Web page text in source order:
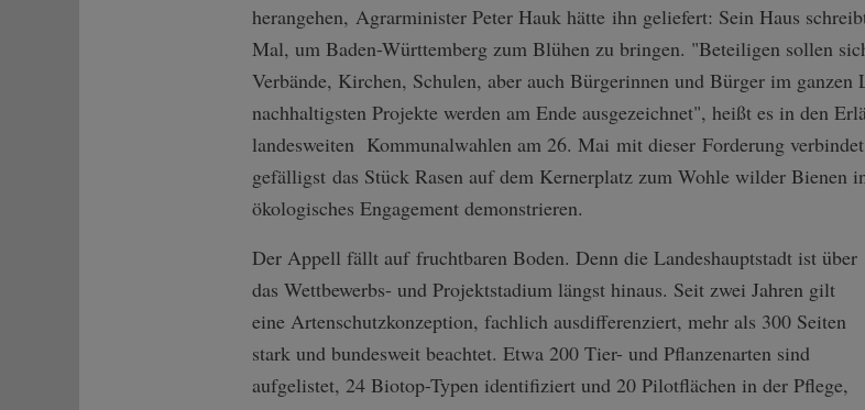
herangehen, Agrarminister Peter Hauk hätte ihn geliefert: Sein Haus
Mal, um Baden-Württemberg zum Blühen zu bringen. "Beteiligen sollen
Verbände, Kirchen, Schulen, aber auch Bürgerinnen und Bürger im ganzen
nachhaltigsten Projekte werden am Ende ausgezeichnet", heißt es in den
landesweiten Kommunalwahlen am 26. Mai mit dieser Forderung
gefälligst das Stück Rasen auf dem Kernerplatz zum Wohle wilder Bienen
ökologisches Engagement demonstrieren.
Der Appell fällt auf fruchtbaren Boden. Denn die Landeshauptstadt ist über
das Wettbewerbs- und Projektstadium längst hinaus. Seit zwei Jahren gilt
eine Artenschutzkonzeption, fachlich ausdifferenziert, mehr als 300 Seiten
stark und bundesweit beachtet. Etwa 200 Tier- und Pflanzenarten sind
aufgelistet, 24 Biotop-Typen identifiziert und 20 Pilotflächen in der Pflege,